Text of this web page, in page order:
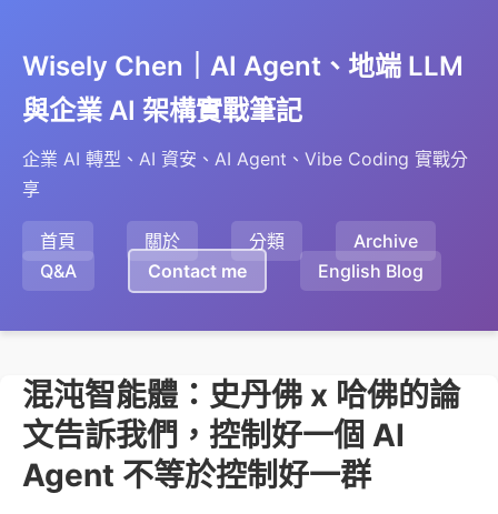
Wisely Chen｜AI Agent、地端 LLM
與企業 AI 架構實戰筆記
企業 AI 轉型、AI 資安、AI Agent、Vibe Coding 實戰分
享
首頁 關於 分類
Archive
Q&A
Contact me English Blog
混沌智能體：史丹佛 x 哈佛的論
文告訴我們，控制好一個 AI
Agent 不等於控制好一群